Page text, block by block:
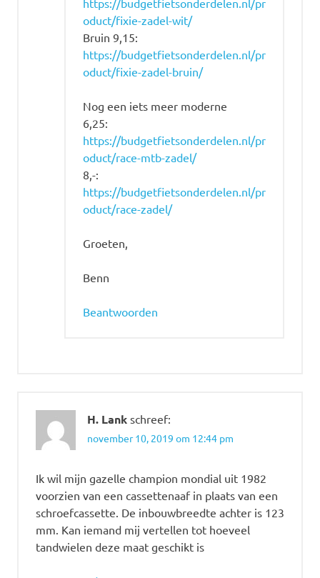
oduct/fixie-zadel-wit/
Bruin 9,15:
https://budgetfietsonderdelen.nl/pr
oduct/fixie-zadel-bruin/
Nog een iets meer moderne
6,25:
https://budgetfietsonderdelen.nl/pr
oduct/race-mtb-zadel/
8,-:
https://budgetfietsonderdelen.nl/pr
oduct/race-zadel/
Groeten,
Benn
Beantwoorden
H. Lank schreef:
november 10, 2019 om 12:44 pm
Ik wil mijn gazelle champion mondial uit 1982
voorzien van een cassettenaaf in plaats van een
schroefcassette. De inbouwbreedte achter is 123
mm. Kan iemand mij vertellen tot hoeveel
tandwielen deze maat geschikt is